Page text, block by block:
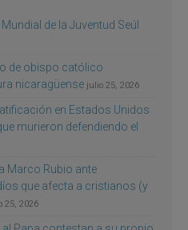
de la Juventud Seúl
de obispo católico
nicaragüense julio 25, 2026
en Estados Unidos
murieron defendiendo el
Marco Rubio ante
que afecta a cristianos (y
25, 2026